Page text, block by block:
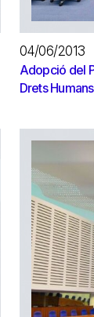
04/06/2013
Adopció del
Drets Humans